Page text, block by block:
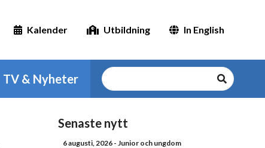
Kalender Utbildning In English
TV & Nyheter
Senaste nytt
6 augusti, 2026 - Junior och ungdom